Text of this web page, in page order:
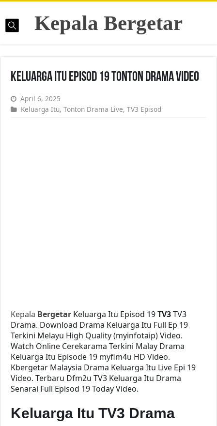
Kepala Bergetar
Keluarga Itu Episod 19 Tonton Drama Video
April 6, 2025
Keluarga Itu,Tonton Drama Live,TV3 Episod
Kepala Bergetar Keluarga Itu Episod 19TV3TV3
Drama. Download Drama Keluarga Itu Full Ep 19
Terkini Melayu High Quality (myinfotaip) Video.
Watch Online Cerekarama Terkini Malay Drama
Keluarga Itu Episode 19 myflm4u HD Video.
Kbergetar Malaysia Drama Keluarga Itu Live Epi 19
Video. Terbaru Dfm2u TV3 Keluarga Itu Drama
Senarai Full Episod 19 Today Video.
Keluarga Itu TV3 Drama